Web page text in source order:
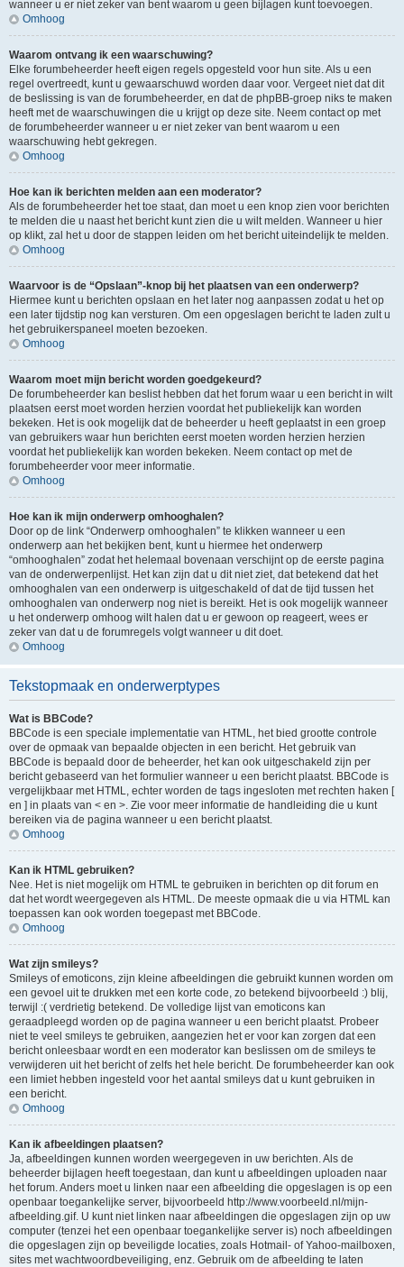
wanneer u er niet zeker van bent waarom u geen bijlagen kunt toevoegen.
Omhoog
Waarom ontvang ik een waarschuwing?
Elke forumbeheerder heeft eigen regels opgesteld voor hun site. Als u een
regel overtreedt, kunt u gewaarschuwd worden daar voor. Vergeet niet dat dit
de beslissing is van de forumbeheerder, en dat de phpBB-groep niks te maken
heeft met de waarschuwingen die u krijgt op deze site. Neem contact op met
de forumbeheerder wanneer u er niet zeker van bent waarom u een
waarschuwing hebt gekregen.
Omhoog
Hoe kan ik berichten melden aan een moderator?
Als de forumbeheerder het toe staat, dan moet u een knop zien voor berichten
te melden die u naast het bericht kunt zien die u wilt melden. Wanneer u hier
op klikt, zal het u door de stappen leiden om het bericht uiteindelijk te melden.
Omhoog
Waarvoor is de “Opslaan”-knop bij het plaatsen van een onderwerp?
Hiermee kunt u berichten opslaan en het later nog aanpassen zodat u het op
een later tijdstip nog kan versturen. Om een opgeslagen bericht te laden zult u
het gebruikerspaneel moeten bezoeken.
Omhoog
Waarom moet mijn bericht worden goedgekeurd?
De forumbeheerder kan beslist hebben dat het forum waar u een bericht in wilt
plaatsen eerst moet worden herzien voordat het publiekelijk kan worden
bekeken. Het is ook mogelijk dat de beheerder u heeft geplaatst in een groep
van gebruikers waar hun berichten eerst moeten worden herzien herzien
voordat het publiekelijk kan worden bekeken. Neem contact op met de
forumbeheerder voor meer informatie.
Omhoog
Hoe kan ik mijn onderwerp omhooghalen?
Door op de link “Onderwerp omhooghalen” te klikken wanneer u een
onderwerp aan het bekijken bent, kunt u hiermee het onderwerp
“omhooghalen” zodat het helemaal bovenaan verschijnt op de eerste pagina
van de onderwerpenlijst. Het kan zijn dat u dit niet ziet, dat betekend dat het
omhooghalen van een onderwerp is uitgeschakeld of dat de tijd tussen het
omhooghalen van onderwerp nog niet is bereikt. Het is ook mogelijk wanneer
u het onderwerp omhoog wilt halen dat u er gewoon op reageert, wees er
zeker van dat u de forumregels volgt wanneer u dit doet.
Omhoog
Tekstopmaak en onderwerptypes
Wat is BBCode?
BBCode is een speciale implementatie van HTML, het bied grootte controle
over de opmaak van bepaalde objecten in een bericht. Het gebruik van
BBCode is bepaald door de beheerder, het kan ook uitgeschakeld zijn per
bericht gebaseerd van het formulier wanneer u een bericht plaatst. BBCode is
vergelijkbaar met HTML, echter worden de tags ingesloten met rechten haken [
en ] in plaats van < en >. Zie voor meer informatie de handleiding die u kunt
bereiken via de pagina wanneer u een bericht plaatst.
Omhoog
Kan ik HTML gebruiken?
Nee. Het is niet mogelijk om HTML te gebruiken in berichten op dit forum en
dat het wordt weergegeven als HTML. De meeste opmaak die u via HTML kan
toepassen kan ook worden toegepast met BBCode.
Omhoog
Wat zijn smileys?
Smileys of emoticons, zijn kleine afbeeldingen die gebruikt kunnen worden om
een gevoel uit te drukken met een korte code, zo betekend bijvoorbeeld :) blij,
terwijl :( verdrietig betekend. De volledige lijst van emoticons kan
geraadpleegd worden op de pagina wanneer u een bericht plaatst. Probeer
niet te veel smileys te gebruiken, aangezien het er voor kan zorgen dat een
bericht onleesbaar wordt en een moderator kan beslissen om de smileys te
verwijderen uit het bericht of zelfs het hele bericht. De forumbeheerder kan ook
een limiet hebben ingesteld voor het aantal smileys dat u kunt gebruiken in
een bericht.
Omhoog
Kan ik afbeeldingen plaatsen?
Ja, afbeeldingen kunnen worden weergegeven in uw berichten. Als de
beheerder bijlagen heeft toegestaan, dan kunt u afbeeldingen uploaden naar
het forum. Anders moet u linken naar een afbeelding die opgeslagen is op een
openbaar toegankelijke server, bijvoorbeeld http://www.voorbeeld.nl/mijn-
afbeelding.gif. U kunt niet linken naar afbeeldingen die opgeslagen zijn op uw
computer (tenzei het een openbaar toegankelijke server is) noch afbeeldingen
die opgeslagen zijn op beveiligde locaties, zoals Hotmail- of Yahoo-mailboxen,
sites met wachtwoordbeveiliging, enz. Gebruik om de afbeelding te laten